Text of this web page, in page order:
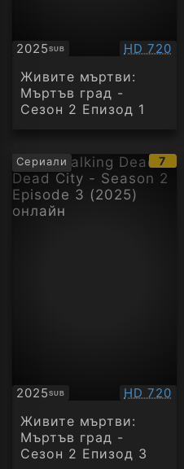
2025SUB
Субтитри Качество:
HD 720
Живите мъртви:
Мъртъв град -
Сезон 2 Епизод 1
Сериали
IMDb
7
2025SUB
Субтитри Качество:
HD 720
Живите мъртви:
Мъртъв град -
Сезон 2 Епизод 3